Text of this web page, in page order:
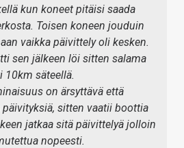
kun koneet pitäisi saada
Toisen koneen jouduin
vaikka päivittely oli kesken.
sen jälkeen löi sitten salama
10km säteellä.
on ärsyttävä että
päivityksiä, sitten vaatii boottia
jatkaa sitä päivittelyä jolloin
nopeesti.